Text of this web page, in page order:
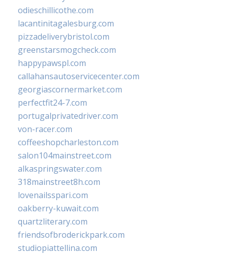
odieschillicothe.com
lacantinitagalesburg.com
pizzadeliverybristol.com
greenstarsmogcheck.com
happypawspl.com
callahansautoservicecenter.com
georgiascornermarket.com
perfectfit24-7.com
portugalprivatedriver.com
von-racer.com
coffeeshopcharleston.com
salon104mainstreet.com
alkaspringswater.com
318mainstreet8h.com
lovenailsspari.com
oakberry-kuwait.com
quartzliterary.com
friendsofbroderickpark.com
studiopiattellina.com